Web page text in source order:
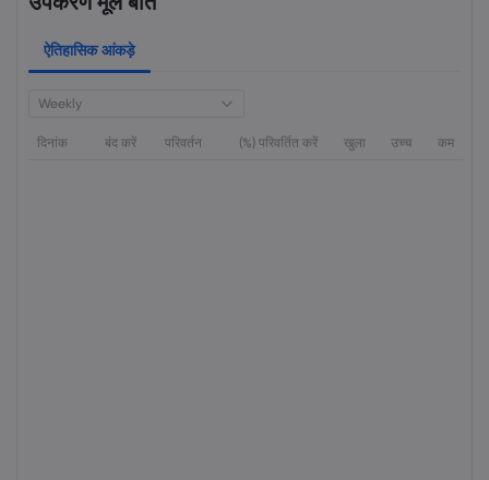
ऐतिहासिक आंकड़े
Weekly
दिनांक बंद करें परिवर्तन (%) परिवर्तित करें खुला उच्च कम